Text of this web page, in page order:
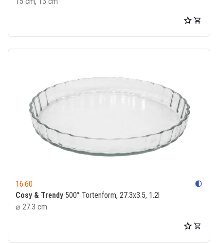
16.60 contrast
Cosy & Trendy 500° Tortenform, 27.3x3.5, 1.2l
⌀ 27.3 cm